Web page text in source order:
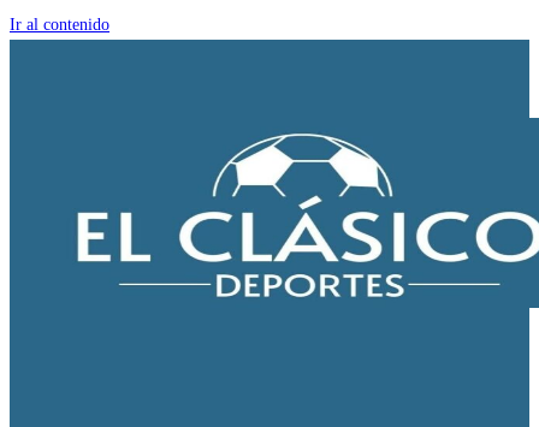
Ir al contenido